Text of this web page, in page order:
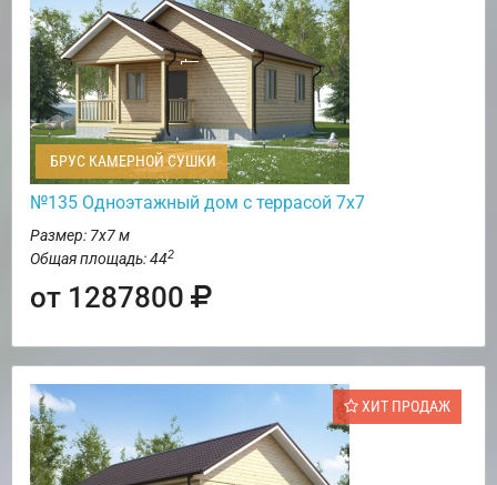
БРУС КАМЕРНОЙ СУШКИ
№135 Одноэтажный дом с террасой 7х7
Размер: 7х7 м
Общая площадь: 442
от 1287800
ХИТ ПРОДАЖ